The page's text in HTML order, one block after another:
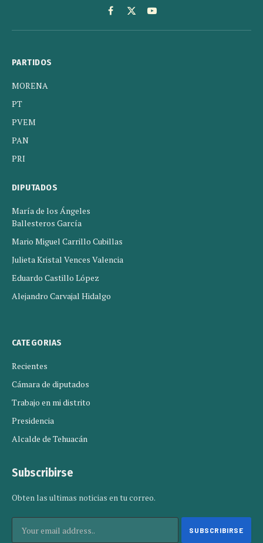
Facebook
X
(Twitter)
YouTube
PARTIDOS
MORENA
PT
PVEM
PAN
PRI
DIPUTADOS
María de los Ángeles
Ballesteros García
Mario Miguel Carrillo Cubillas
Julieta Kristal Vences Valencia
Eduardo Castillo López
Alejandro Carvajal Hidalgo
CATEGORIAS
Recientes
Cámara de diputados
Trabajo en mi distrito
Presidencia
Alcalde de Tehuacán
Subscribirse
Obten las ultimas noticias en tu correo.